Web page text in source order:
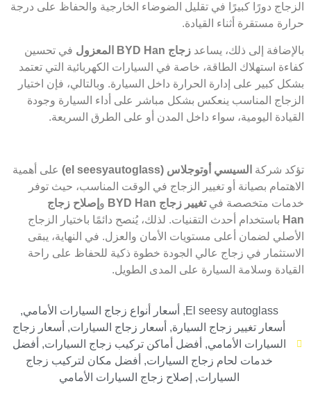
الزجاج دورًا كبيرًا في تقليل الضوضاء الخارجية والحفاظ على درجة
حرارة مستقرة أثناء القيادة.
بالإضافة إلى ذلك، يساعد زجاج BYD Han المعزول
في تحسين
كفاءة استهلاك الطاقة، خاصة في السيارات الكهربائية التي تعتمد
بشكل كبير على إدارة الحرارة داخل السيارة. وبالتالي، فإن اختيار
الزجاج المناسب ينعكس بشكل مباشر على أداء السيارة وجودة
القيادة اليومية، سواء داخل المدن أو على الطرق السريعة.
تؤكد شركة السيسي أوتوجلاس (el seesyautoglass)
على أهمية
الاهتمام بصيانة أو تغيير الزجاج في الوقت المناسب، حيث توفر
خدمات متخصصة فيتغيير زجاج BYD Han و إصلاح زجاج
Han باستخدام أحدث التقنيات. لذلك، يُنصح دائمًا باختيار الزجاج
الأصلي لضمان أعلى مستويات الأمان والعزل. في النهاية، يبقى
الاستثمار في زجاج عالي الجودة خطوة ذكية للحفاظ على راحة
القيادة وسلامة السيارة على المدى الطويل.
El seesy autoglass
, أسعار أنواع زجاج السيارات الأمامي,
أسعار تغيير زجاج السيارة, أسعار زجاج السيارات, أسعار زجاج
السيارات الأمامي, أفضل أماكن تركيب زجاج السيارات, أفضل
خدمات لحام زجاج السيارات, أفضل مكان لتركيب زجاج
السيارات, إصلاح زجاج السيارات الأمامي